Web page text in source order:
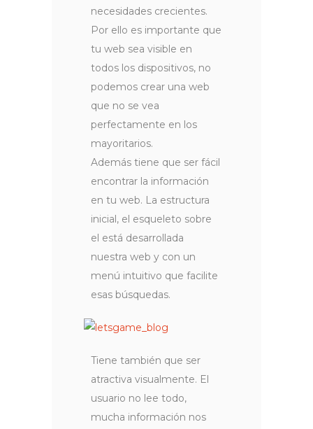
necesidades crecientes.
Por ello es importante que
tu web sea visible en
todos los dispositivos, no
podemos crear una web
que no se vea
perfectamente en los
mayoritarios.
Además tiene que ser fácil
encontrar la información
en tu web. La estructura
inicial, el esqueleto sobre
el está desarrollada
nuestra web y con un
menú intuitivo que facilite
esas búsquedas.
Tiene también que ser
atractiva visualmente. El
usuario no lee todo,
mucha información nos